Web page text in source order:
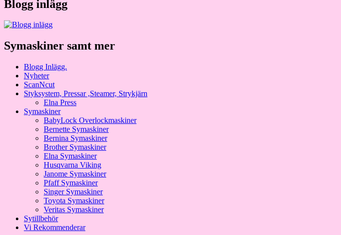
Blogg inlägg
Symaskiner samt mer
Blogg Inlägg.
Nyheter
ScanNcut
Styksystem, Pressar ,Steamer, Strykjärn
Elna Press
Symaskiner
BabyLock Overlockmaskiner
Bernette Symaskiner
Bernina Symaskiner
Brother Symaskiner
Elna Symaskiner
Husqvarna Viking
Janome Symaskiner
Pfaff Symaskiner
Singer Symaskiner
Toyota Symaskiner
Veritas Symaskiner
Sytillbehör
Vi Rekommenderar